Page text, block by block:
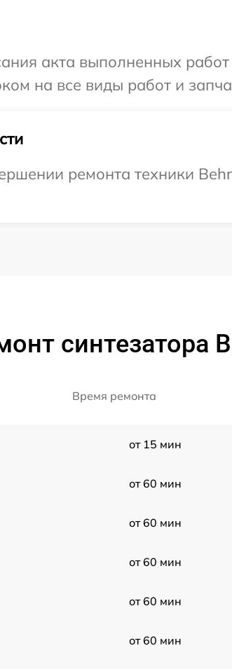
акта выполненных
на все виды работ и
ремонта техники
синтезатора
Время ремонта
от 15 мин
от 60 мин
от 60 мин
от 60 мин
от 60 мин
от 60 мин